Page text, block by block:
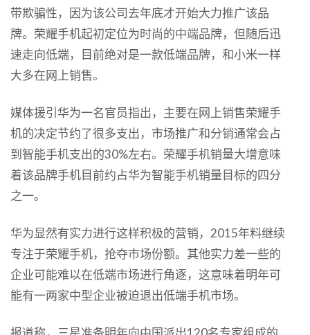
带欺骗性，因为该公司去年底才开始大力推广该品
牌。荣耀手机起初定位为时尚的中端品牌，但随后迅
速走向低端，目前绝对是一款低端品牌，和小米一样
大多在网上销售。
媒体援引华为一名官员指出，主要在网上销售荣耀手
机的决定节约了很多支出，市场推广和分销通常会占
到智能手机支出的30%左右。荣耀手机销量大增意味
着该品牌手机目前约占华为智能手机销量目标的四分
之一。
华为显然有实力进行这样积极的营销，2015年料继续
专注于荣耀手机，抢夺市场份额。其他实力差一些的
企业可能难以在低端市场进行角逐，这意味着明年可
能有一两家中型企业被迫退出低端手机市场。